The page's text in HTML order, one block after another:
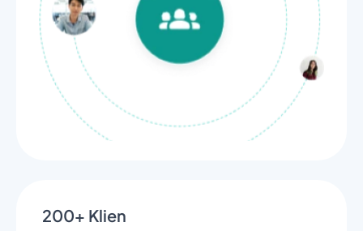
200+ Klien